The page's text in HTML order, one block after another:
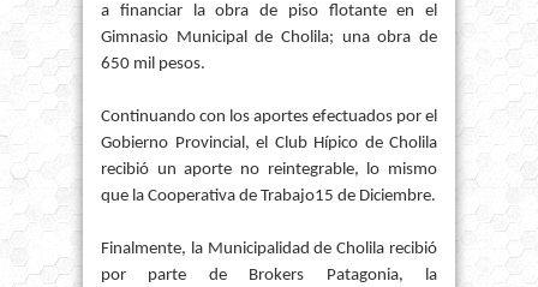
a financiar la obra de piso flotante en el
Gimnasio Municipal de Cholila; una obra de
650 mil pesos.
Continuando con los aportes efectuados por el
Gobierno Provincial, el Club Hípico de Cholila
recibió un aporte no reintegrable, lo mismo
que la Cooperativa de Trabajo15 de Diciembre.
Finalmente, la Municipalidad de Cholila recibió
por parte de Brokers Patagonia, la